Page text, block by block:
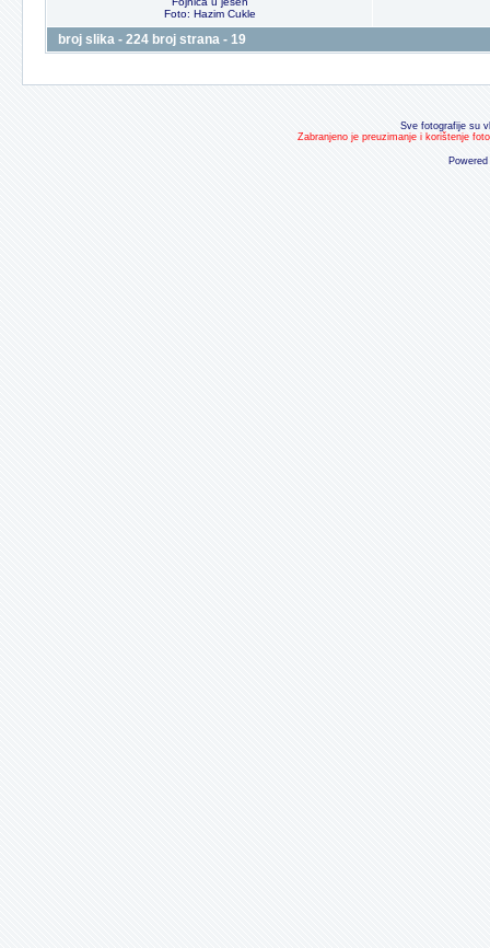
Foto: Hazim Cukle
broj slika - 224 broj strana - 19
Sve fotografije su
Zabranjeno je preuzimanje i korištenje